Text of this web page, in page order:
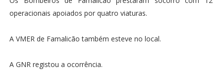
operacionais apoiados por quatro viaturas.
A VMER de Famalicão também esteve no local.
A GNR registou a ocorrência.